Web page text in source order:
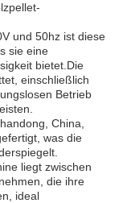
und 50hz ist diese
sie eine
bietet.Die
einschließlich
Betrieb
China,
was die
liegt zwischen
die ihre
ideal